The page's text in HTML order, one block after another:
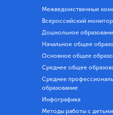
Межведомственные
Всероссийский
Дошкольное
Начальное общее
Основное общее
Среднее общее
Среднее
образование
Инфографика
Методы работы с